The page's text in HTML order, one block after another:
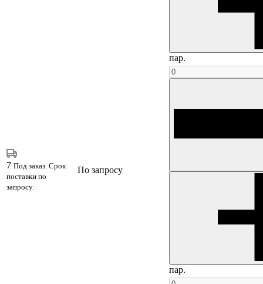
пар.
7 Под заказ. Срок
поставки по
запросу.
По запросу
пар.